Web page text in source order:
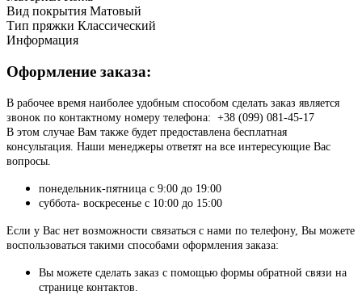
Вид покрытия Матовый
Тип пряжки Классический
Информация
Оформление заказа:
В рабочее время наиболее удобным способом сделать заказ является
звонок по контактному номеру телефона: +38 (099) 081-45-17
В этом случае Вам также будет предоставлена бесплатная
консультация. Наши менеджеры ответят на все интересующие Вас
вопросы.
понедельник-пятница с 9:00 до 19:00
суббота- воскресенье с 10:00 до 15:00
Если у Вас нет возможности связаться с нами по телефону, Вы можете
воспользоваться такими способами оформления заказа:
Вы можете сделать заказ с помощью формы обратной связи на
странице контактов.